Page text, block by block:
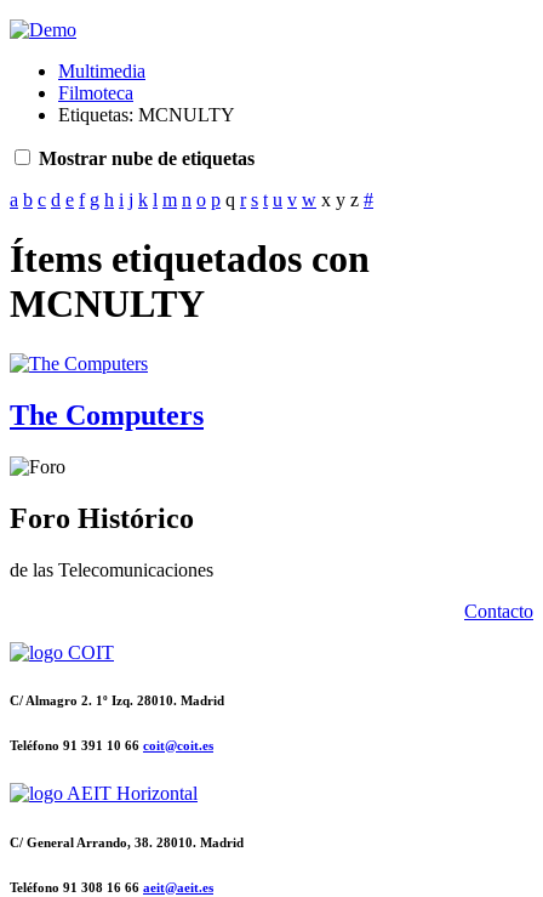
Multimedia
Filmoteca
Etiquetas: MCNULTY
Mostrar nube de etiquetas
a b c d e f g h i j k l m n o p q r s t u v w x y z #
Ítems etiquetados con
MCNULTY
The Computers
Foro Histórico
de las Telecomunicaciones
Contacto
C/ Almagro 2. 1º Izq. 28010. Madrid
Teléfono 91 391 10 66 coit@coit.es
C/ General Arrando, 38. 28010. Madrid
Teléfono 91 308 16 66 aeit@aeit.es